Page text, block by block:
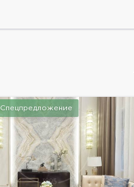
Спецпредложение
показать ещё 10 фотографий